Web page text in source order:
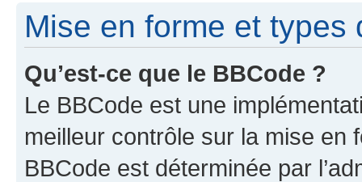
Mise en forme et types
Qu’est-ce que le BBCode ?
Le BBCode est une
meilleur contrôle sur la mise en
BBCode est déterminée par